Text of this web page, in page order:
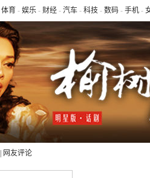
体育 - 娱乐 - 财经 - 汽车 - 科技 - 数码 - 手机 -
网友评论